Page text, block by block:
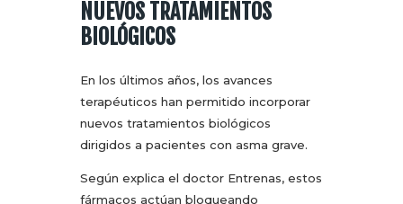
NUEVOS TRATAMIENTOS
BIOLÓGICOS
En los últimos años, los avances
terapéuticos han permitido incorporar
nuevos tratamientos biológicos
dirigidos a pacientes con asma grave.
Según explica el doctor Entrenas, estos
fármacos actúan bloqueando